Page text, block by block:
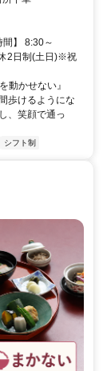
】 8:30～
2日制(土日)※祝
動かせない』
歩けるようにな
、笑顔で通っ
シフト制